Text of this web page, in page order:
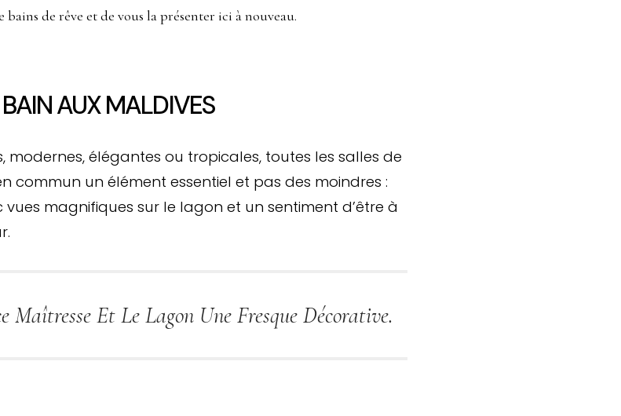
de rêve et de vous la présenter ici à nouveau.
AUX MALDIVES
modernes, élégantes ou tropicales, toutes les salles de
commun un élément essentiel et pas des moindres :
magnifiques sur le lagon et un sentiment d’être à
Maîtresse Et Le Lagon Une Fresque Décorative.